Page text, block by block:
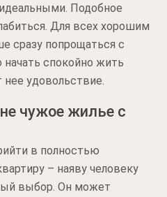
Подобное
Для всех хорошим
сразу попрощаться с
спокойно жить
удовольствие.
чужое жилье с
в полностью
– наяву человеку
выбор. Он может